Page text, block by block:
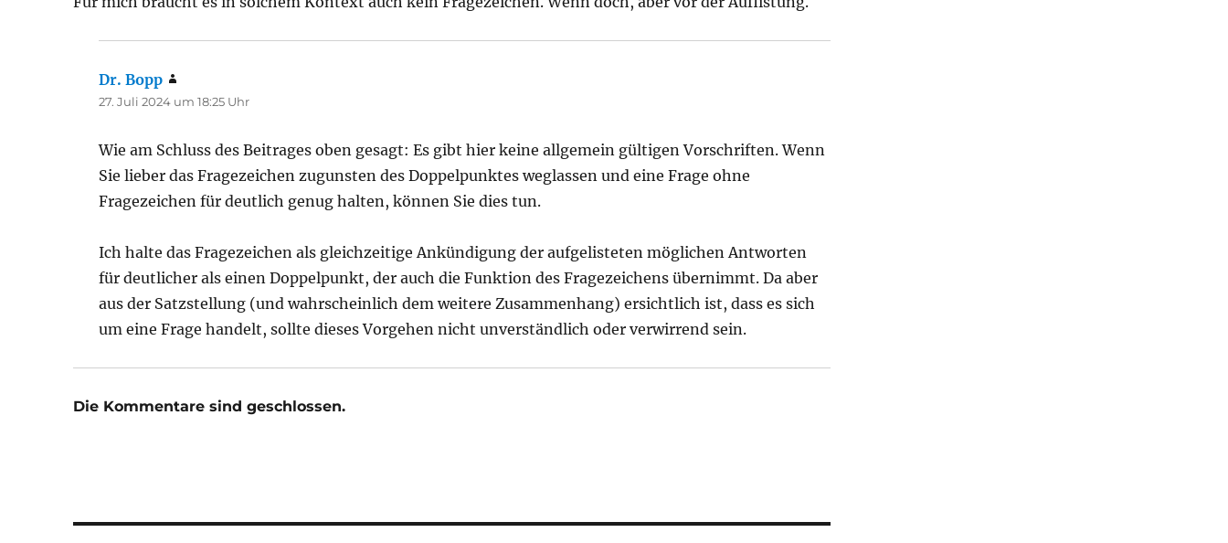
Dr. Bopp
27. Juli 2024 um 18:25 Uhr
Wie am Schluss des Beitrages oben gesagt: Es gibt hier keine allgemein gültigen Vorschriften. Wenn
Sie lieber das Fragezeichen zugunsten des Doppelpunktes weglassen und eine Frage ohne
Fragezeichen für deutlich genug halten, können Sie dies tun.
Ich halte das Fragezeichen als gleichzeitige Ankündigung der aufgelisteten möglichen Antworten
für deutlicher als einen Doppelpunkt, der auch die Funktion des Fragezeichens übernimmt. Da aber
aus der Satzstellung (und wahrscheinlich dem weitere Zusammenhang) ersichtlich ist, dass es sich
um eine Frage handelt, sollte dieses Vorgehen nicht unverständlich oder verwirrend sein.
Die Kommentare sind geschlossen.